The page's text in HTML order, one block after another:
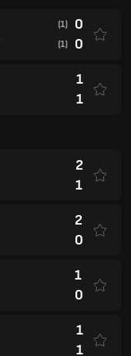
(1) 0
(1) 0
1
1
2
1
2
0
1
0
1
1